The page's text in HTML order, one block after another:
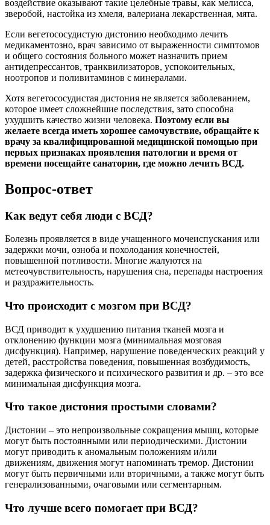
воздействие оказывают такие целебные травы, как мелисса,
зверобой, настойка из хмеля, валериана лекарственная, мята.
Если вегетососудистую дистонию необходимо лечить
медикаментозно, врач зависимо от выраженности симптомов
и общего состояния больного может назначить прием
антидепрессантов, транквилизаторов, успокоительных,
ноотропов и поливитаминов с минералами.
Хотя вегетососудистая дистония не является заболеванием,
которое имеет сложнейшие последствия, зато способна
ухудшить качество жизни человека. Поэтому если вы
желаете всегда иметь хорошее самочувствие, обращайте к
врачу за квалифицированной медицинской помощью при
первых признаках проявления патологии и время от
времени посещайте санатории, где можно лечить ВСД.
Вопрос-ответ
Как ведут себя люди с ВСД?
Болезнь проявляется в виде учащенного мочеиспускания или
задержки мочи, озноба и похолодания конечностей,
повышенной потливости. Многие жалуются на
метеочувствительность, нарушения сна, перепады настроения
и раздражительность.
Что происходит с мозгом при ВСД?
ВСД приводит к ухудшению питания тканей мозга и
отклонению функции мозга (минимальная мозговая
дисфункция). Например, нарушение поведенческих реакций у
детей, расстройства поведения, повышенная возбудимость,
задержка физического и психического развития и др. – это все
минимальная дисфункция мозга.
Что такое дистония простыми словами?
Дистонии – это непроизвольные сокращения мышц, которые
могут быть постоянными или периодическими. Дистонии
могут приводить к аномальным положениям и/или
движениям, движения могут напоминать тремор. Дистонии
могут быть первичными или вторичными, а также могут быть
генерализованными, очаговыми или сегментарным.
Что лучше всего помогает при ВСД?